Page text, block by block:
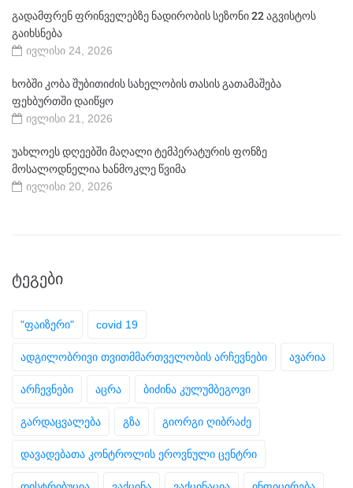
გადამფრენ ფრინველებზე ნადირობის სეზონი 22 აგვისტოს
გაიხსნება
ივლისი 24, 2026
ხობში კობა შუბითიძის სახელობის თასის გათამაშება
ფეხბურთში დაიწყო
ივლისი 21, 2026
უახლოეს დღეებში მაღალი ტემპერატურის ფონზე
მოსალოდნელია ხანმოკლე წვიმა
ივლისი 20, 2026
ᲢᲔᲒᲔᲑᲘ
"ფაიზერი" covid 19
ადგილობრივი თვითმმართველობის არჩევნები ავარია
არჩევნები აცრა ბიძინა კულუმბეგოვი
გარდაცვალება გზა გიორგი ღიბრაძე
დავადებათა კონტროლის ეროვნული ცენტრი